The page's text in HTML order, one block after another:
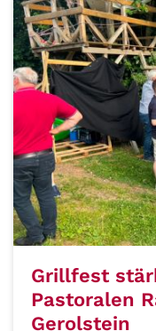
Grillfest
Pastoralen
Gerolstein